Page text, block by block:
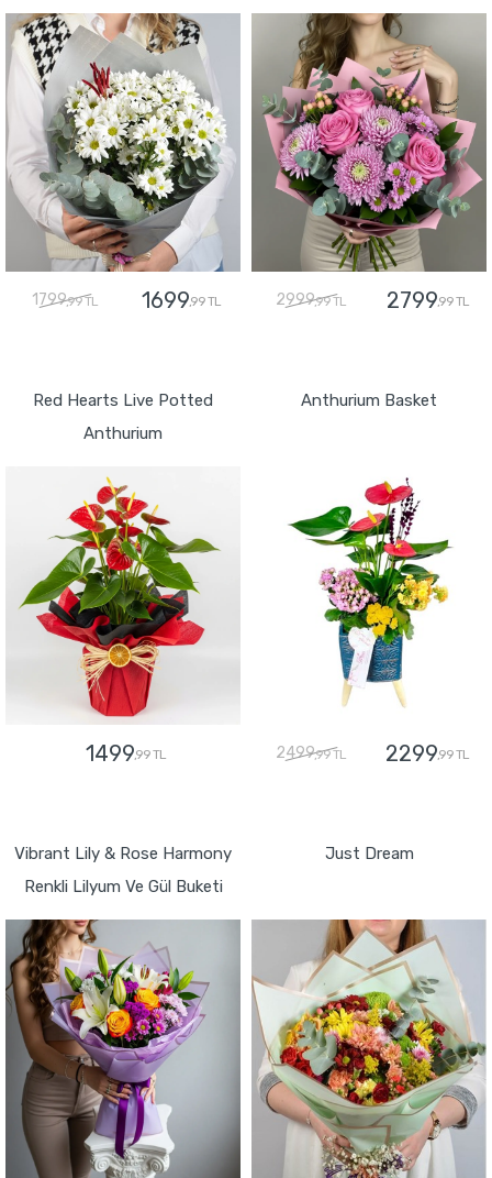
1799,99 TL 1699,99 TL 2999,99 TL 2799,99 TL
Red Hearts Live Potted
Anthurium
1499,99 TL
Anthurium Basket
2499,99 TL 2299,99 TL
Vibrant Lily & Rose Harmony
Renkli Lilyum Ve Gül Buketi
Just Dream